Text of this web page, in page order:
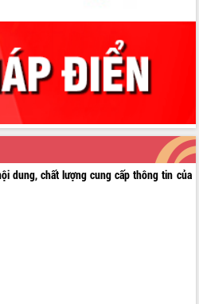
dung, chất lượng cung cấp thông tin của